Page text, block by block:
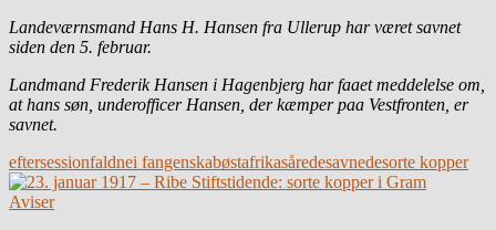
Landeværnsmand Hans H. Hansen fra Ullerup har været savnet
siden den 5. februar.
Landmand Frederik Hansen i Hagenbjerg har faaet meddelelse om,
at hans søn, underofficer Hansen, der kæmper paa Vestfronten, er
savnet.
eftersessionfaldnei fangenskabøstafrikasåredesavnedesorte kopper
Aviser